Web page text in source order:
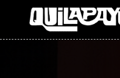
Imagen 01